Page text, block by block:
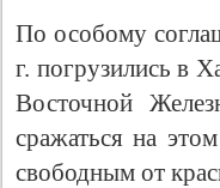
По особому
г. погрузились в
Восточной
сражаться на
свободным от